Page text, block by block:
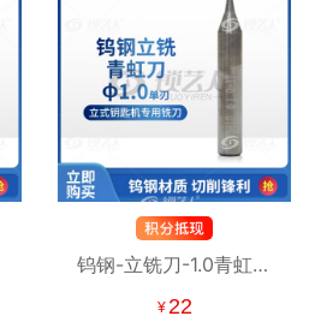
钨钢-立铣刀-1.0青虹刀
φ1.0xφ6x40x1F 单刃
¥22